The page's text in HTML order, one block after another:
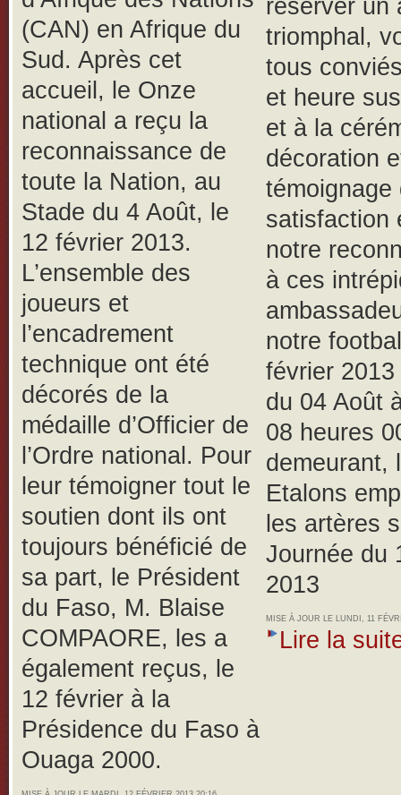
(CAN) en Afrique du
Sud. Après cet
accueil, le Onze
national a reçu la
reconnaissance de
toute la Nation, au
Stade du 4 Août, le
12 février 2013.
L’ensemble des
joueurs et
l’encadrement
technique ont été
décorés de la
médaille d’Officier de
l’Ordre national. Pour
leur témoigner tout le
soutien dont ils ont
toujours bénéficié de
sa part, le Président
du Faso, M. Blaise
COMPAORE, les a
également reçus, le
12 février à la
Présidence du Faso à
Ouaga 2000.
réserver un
triomphal,
tous
et heure
et à la
décoration
témoignage
satisfaction
notre
à ces
notre
février
du 04 Août
08 heures
demeurant,
Etalons
les artères
Journée du
2013
MISE À JOUR LE LUNDI, 11
Lire la